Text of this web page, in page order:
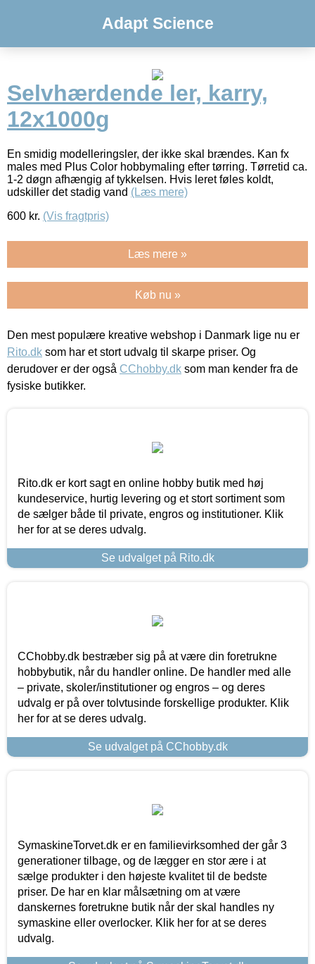
Adapt Science
Selvhærdende ler, karry,
12x1000g
En smidig modelleringsler, der ikke skal brændes. Kan fx
males med Plus Color hobbymaling efter tørring. Tørretid ca.
1-2 døgn afhængig af tykkelsen. Hvis leret føles koldt,
udskiller det stadig vand (Læs mere)
600 kr. (Vis fragtpris)
Læs mere »
Køb nu »
Den mest populære kreative webshop i Danmark lige nu er
Rito.dk som har et stort udvalg til skarpe priser. Og
derudover er der også CChobby.dk som man kender fra de
fysiske butikker.
Rito.dk er kort sagt en online hobby butik med høj
kundeservice, hurtig levering og et stort sortiment som
de sælger både til private, engros og institutioner. Klik
her for at se deres udvalg.
Se udvalget på Rito.dk
CChobby.dk bestræber sig på at være din foretrukne
hobbybutik, når du handler online. De handler med alle
– private, skoler/institutioner og engros – og deres
udvalg er på over tolvtusinde forskellige produkter. Klik
her for at se deres udvalg.
Se udvalget på CChobby.dk
SymaskineTorvet.dk er en familievirksomhed der går 3
generationer tilbage, og de lægger en stor ære i at
sælge produkter i den højeste kvalitet til de bedste
priser. De har en klar målsætning om at være
danskernes foretrukne butik når der skal handles ny
symaskine eller overlocker. Klik her for at se deres
udvalg.